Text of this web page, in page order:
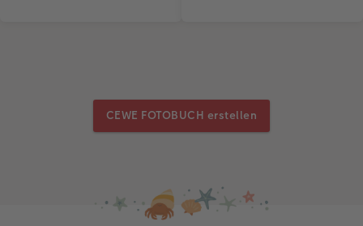
CEWE FOTOBUCH erstellen